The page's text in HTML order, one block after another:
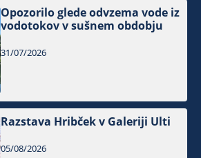
Opozorilo glede odvzema vode iz
vodotokov v sušnem obdobju
31/07/2026
Razstava Hribček v Galeriji Ulti
05/08/2026